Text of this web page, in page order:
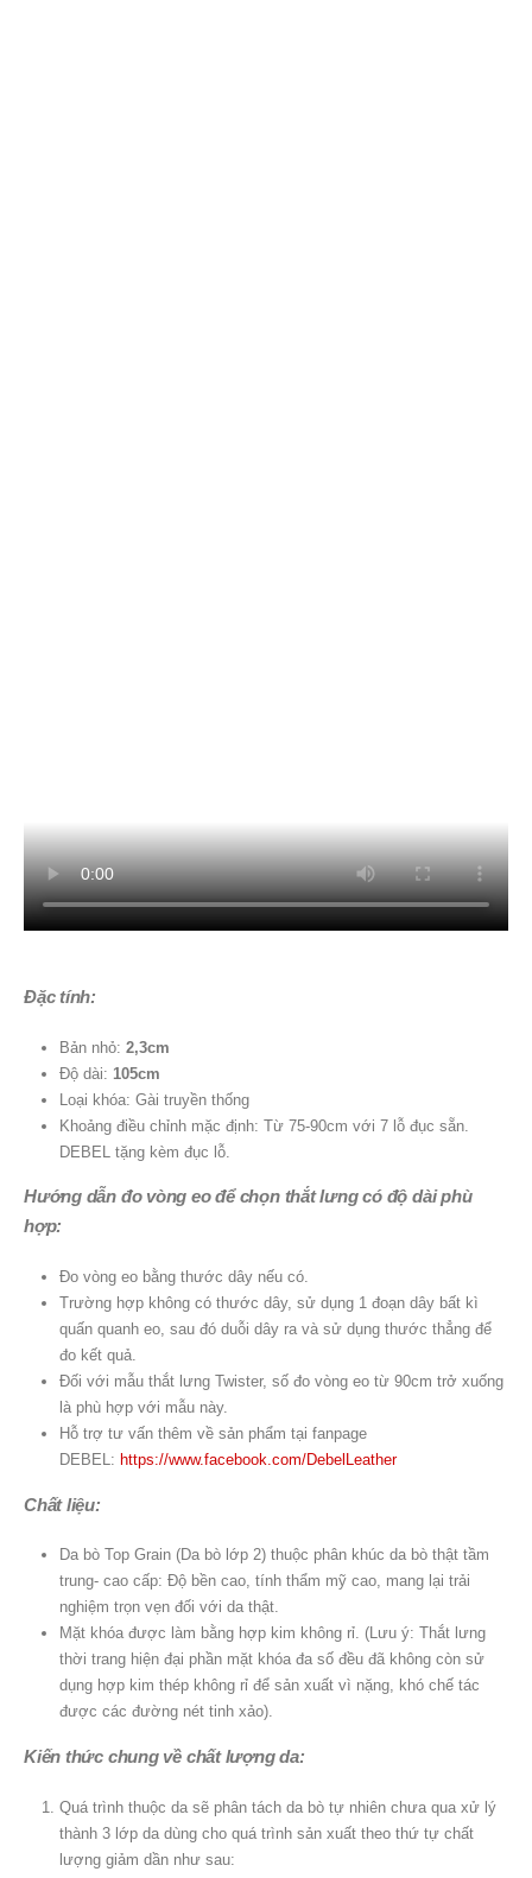
Đặc tính:
Bản nhỏ: 2,3cm
Độ dài: 105cm
Loại khóa: Gài truyền thống
Khoảng điều chỉnh mặc định: Từ 75-90cm với 7 lỗ đục sẵn.
DEBEL tặng kèm đục lỗ.
Hướng dẫn đo vòng eo để chọn thắt lưng có độ dài phù
hợp:
Đo vòng eo bằng thước dây nếu có.
Trường hợp không có thước dây, sử dụng 1 đoạn dây bất kì
quấn quanh eo, sau đó duỗi dây ra và sử dụng thước thẳng để
đo kết quả.
Đối với mẫu thắt lưng Twister, số đo vòng eo từ 90cm trở xuống
là phù hợp với mẫu này.
Hỗ trợ tư vấn thêm về sản phẩm tại fanpage
DEBEL: https://www.facebook.com/DebelLeather
Chất liệu:
Da bò Top Grain (Da bò lớp 2) thuộc phân khúc da bò thật tầm
trung- cao cấp: Độ bền cao, tính thẩm mỹ cao, mang lại trải
nghiệm trọn vẹn đối với da thật.
Mặt khóa được làm bằng hợp kim không rỉ. (Lưu ý: Thắt lưng
thời trang hiện đại phần mặt khóa đa số đều đã không còn sử
dụng hợp kim thép không rỉ để sản xuất vì nặng, khó chế tác
được các đường nét tinh xảo).
Kiến thức chung về chất lượng da:
Quá trình thuộc da sẽ phân tách da bò tự nhiên chưa qua xử lý
thành 3 lớp da dùng cho quá trình sản xuất theo thứ tự chất
lượng giảm dần như sau: